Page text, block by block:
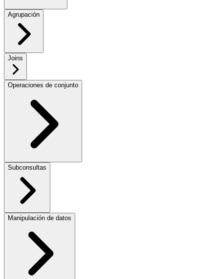
Agrupación
Joins
Operaciones de conjunto
Subconsultas
Manipulación de datos